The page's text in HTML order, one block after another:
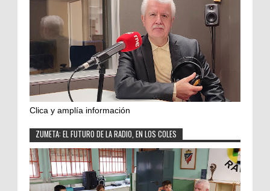
Clica y amplía información
ZUMETA: EL FUTURO DE LA RADIO, EN LOS COLES